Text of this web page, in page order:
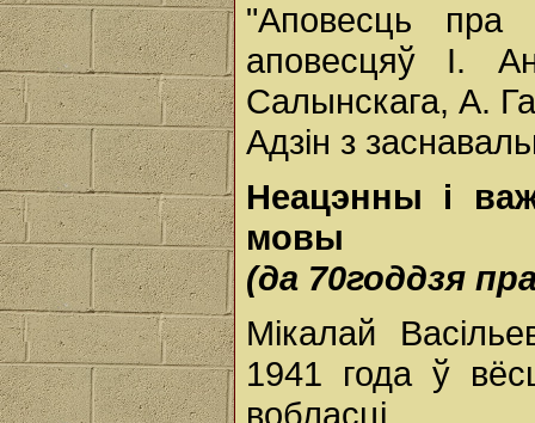
"Аповесць пра
аповесцяў І.
Салынскага, А.
Адзін з
Неацэнны і
мовы
(да 70годдзя
Мікалай
1941 года ў
вобласці.